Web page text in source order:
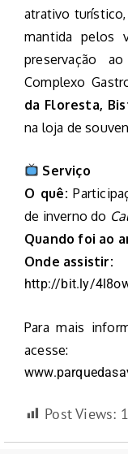
atrativo
mantida pelos
preservação
Complexo
da Floresta,
na loja de
Serviço
O quê:
de inverno do
Quando foi ao
Onde assistir:
http://bit.ly/
Para mais
acesse:
Post Views: